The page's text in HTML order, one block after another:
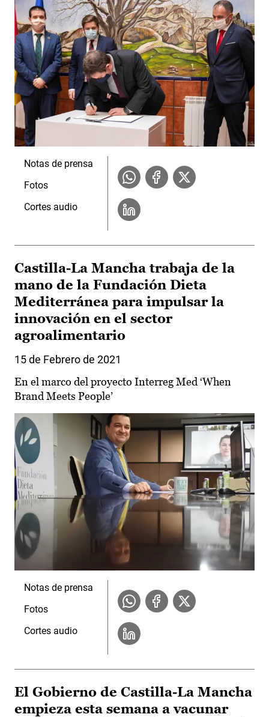
Notas de prensa
Fotos
Cortes audio
Castilla-La Mancha trabaja de la
mano de la Fundación Dieta
Mediterránea para impulsar la
innovación en el sector
agroalimentario
15 de Febrero de 2021
En el marco del proyecto Interreg Med ‘When
Brand Meets People’
Notas de prensa
Fotos
Cortes audio
El Gobierno de Castilla-La Mancha
empieza esta semana a vacunar